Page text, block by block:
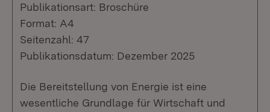
Publikationsart: Broschüre
Format: A4
Seitenzahl: 47
Publikationsdatum: Dezember 2025
Die Bereitstellung von Energie ist eine
wesentliche Grundlage für Wirtschaft und